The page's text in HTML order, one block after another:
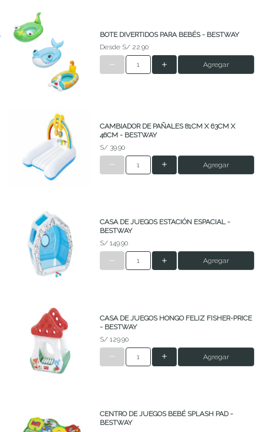
BOTE DIVERTIDOS PARA BEBÉS - BESTWAY
Desde S/ 22.90
Agregar
CAMBIADOR DE PAÑALES 81CM X 63CM X
46CM - BESTWAY
S/ 39.90
Agregar
CASA DE JUEGOS ESTACIÓN ESPACIAL -
BESTWAY
S/ 149.90
Agregar
CASA DE JUEGOS HONGO FELIZ FISHER-PRICE
- BESTWAY
S/ 129.90
Agregar
CENTRO DE JUEGOS BEBÉ SPLASH PAD -
BESTWAY